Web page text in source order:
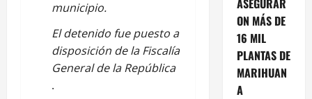
municipio.
El detenido fue puesto a
disposición de la Fiscalía
General de la República
.
ASEGURAR
ON MÁS DE
16 MIL
PLANTAS DE
MARIHUAN
A